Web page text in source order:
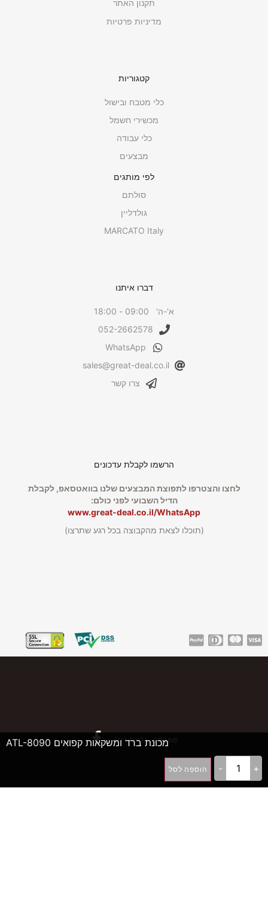
תקנון האתר
מדיניות פרטיות
קטגוריות
כלי מטבח ובישול
מכשירי חשמל
כלי עבודה
מבצעים
לפי מותגים
סולתם
גולדליין
MARCATO Italy
דברו איתנו
א'-ה' 09:00 - 18:00
052-2662578
WhatsApp
sales@great-deal.co.il
צרו קשר
הרשמו לקבלת עדכונים
לחצו והצטרפו לתפוצת המבצעים שלנו בוואטסאפ, לקבלת
הדיל השבועי לפני כולם:
www.great-deal.co.il/WhatsApp
(תוכלו לצאת מהקבוצה בכל רגע שתרצו)
מכונת ברד ומשקאות קפואים ATL-8090
+
- הוספה לסל